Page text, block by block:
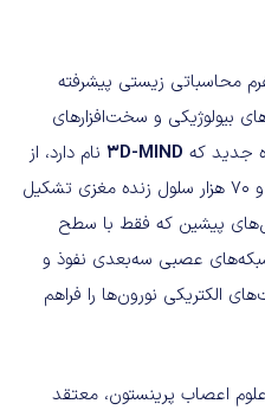
محاسباتی زیستی پیشرفته
بیولوژیکی و سخت‌افزارهای
جدید که 3D-MIND نام دارد، از
یک مش الکترونیکی بسیار منعطف و ۷۰ هزار سلول زنده مغزی تشکیل
پیشین که فقط با سطح
عصبی سه‌بعدی نفوذ و
الکتریکی نورون‌ها را فراهم
اعصاب پرینستون، معتقد